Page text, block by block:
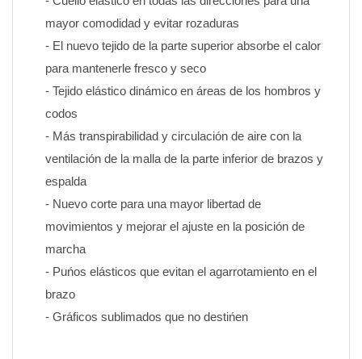
mayor comodidad y evitar rozaduras
- El nuevo tejido de la parte superior absorbe el calor
para mantenerle fresco y seco
- Tejido elástico dinámico en áreas de los hombros y
codos
- Más transpirabilidad y circulación de aire con la
ventilación de la malla de la parte inferior de brazos y
espalda
- Nuevo corte para una mayor libertad de
movimientos y mejorar el ajuste en la posición de
marcha
- Puńos elásticos que evitan el agarrotamiento en el
brazo
- Gráficos sublimados que no destińen